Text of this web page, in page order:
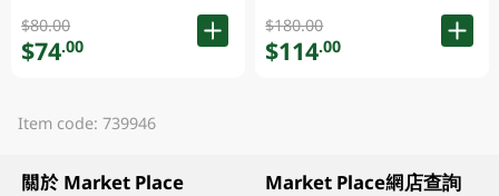
$80.00
$74.00
$180.00
$114.00
Item code: 739946
關於 Market Place Market Place網店查詢